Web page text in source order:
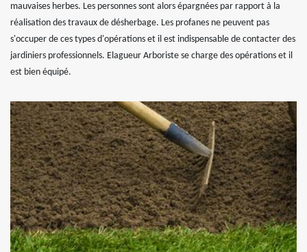
mauvaises herbes. Les personnes sont alors épargnées par rapport à la
réalisation des travaux de désherbage. Les profanes ne peuvent pas
s'occuper de ces types d'opérations et il est indispensable de contacter des
jardiniers professionnels. Elagueur Arboriste se charge des opérations et il
est bien équipé.